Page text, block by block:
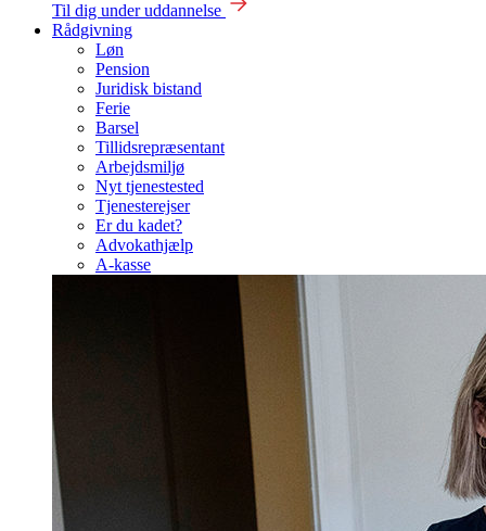
Til dig under uddannelse
Rådgivning
Løn
Pension
Juridisk bistand
Ferie
Barsel
Tillidsrepræsentant
Arbejdsmiljø
Nyt tjenestested
Tjenesterejser
Er du kadet?
Advokathjælp
A-kasse